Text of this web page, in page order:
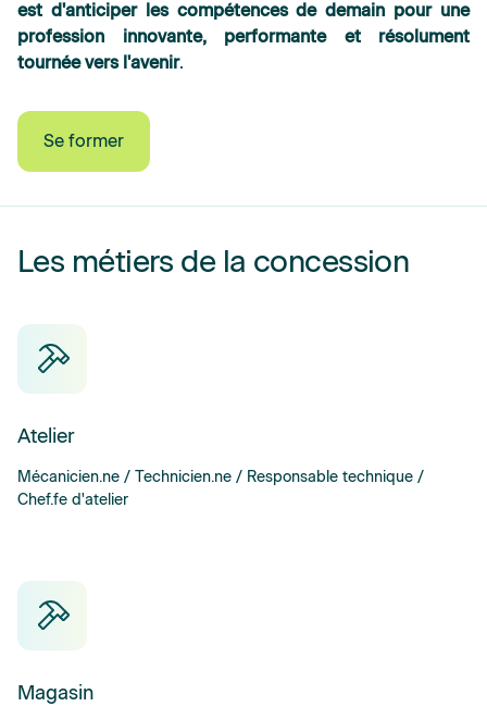
est d'anticiper les compétences de demain pour une
profession innovante, performante et résolument
tournée vers l'avenir.
Se former
Les métiers de la concession
Atelier
Mécanicien.ne / Technicien.ne / Responsable technique /
Chef.fe d'atelier
Magasin